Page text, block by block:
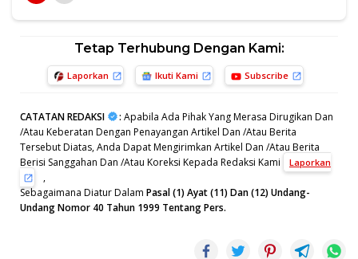
Tetap Terhubung Dengan Kami:
Laporkan Ikuti Kami Subscribe
CATATAN REDAKSI : Apabila Ada Pihak Yang Merasa Dirugikan Dan
/Atau Keberatan Dengan Penayangan Artikel Dan /Atau Berita
Tersebut Diatas, Anda Dapat Mengirimkan Artikel Dan /Atau Berita
Berisi Sanggahan Dan /Atau Koreksi Kepada Redaksi Kami
Laporkan
,
Sebagaimana Diatur Dalam Pasal (1) Ayat (11) Dan (12) Undang-
Undang Nomor 40 Tahun 1999 Tentang Pers.